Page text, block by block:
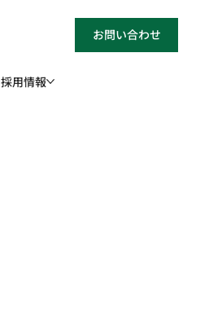
お問い合わせ
採用情報